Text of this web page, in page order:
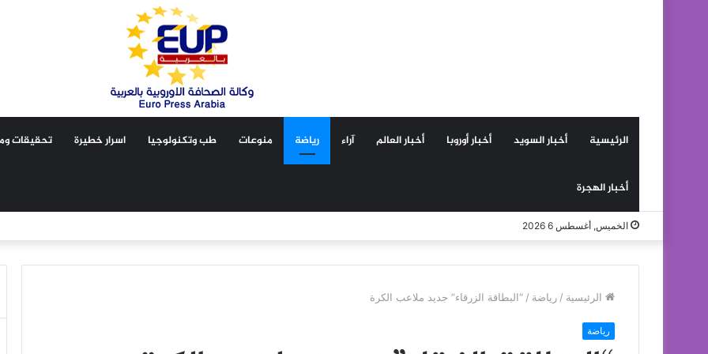
الرئيسية أخبار السويد أخبار أوروبا أخبار العالم آراء رياضة منوعات طب وتكنولوجيا اسرار خطيرة تحقيقات
أخبار الهجرة
الخميس, أغسطس 6 2026
الرئيسية / رياضة / “البطاقة الزرقاء” جديد ملاعب الكرة
رياضة